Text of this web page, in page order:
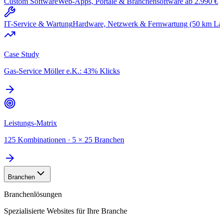
IT-Service & WartungHardware, Netzwerk & Fernwartung (50 km
Case Study
Gas-Service Möller e.K.: 43% Klicks
Leistungs-Matrix
125 Kombinationen · 5 × 25 Branchen
Branchen
Branchenlösungen
Spezialisierte Websites für Ihre Branche